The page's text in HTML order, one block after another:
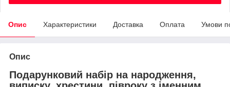
Опис Характеристики Доставка Оплата Умови
Опис
Подарунковий набір на народження,